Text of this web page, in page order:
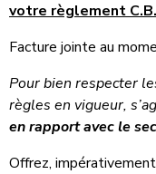
votre règlement
Facture jointe au
Pour bien respecter
règles en vigueur,
en rapport avec le
Offrez,